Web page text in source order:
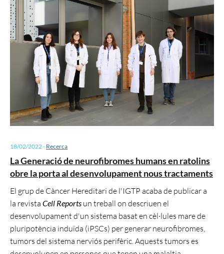
18/02/2022- Recerca
La Generació de neurofibromes humans en ratolins
obre la porta al desenvolupament nous tractaments
El grup de Càncer Hereditari de l'IGTP acaba de publicar a
la revista Cell Reports un treball on descriuen el
desenvolupament d'un sistema basat en cèl·lules mare de
pluripotència induïda (iPSCs) per generar neurofibromes,
tumors del sistema nerviós perifèric. Aquests tumors es